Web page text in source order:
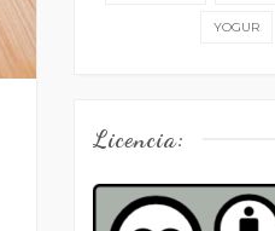
YOGUR
Licencia: